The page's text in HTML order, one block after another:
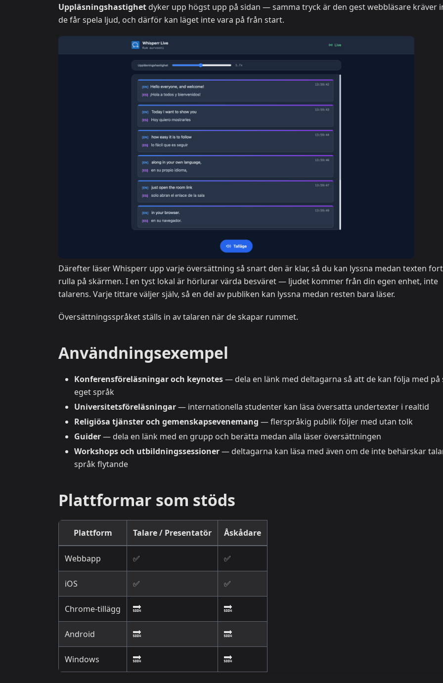
Uppläsningshastighet dyker upp högst upp på sidan — samma tryck är den gest webbläsare kräver
de får spela ljud, och därför kan läget inte vara på från start.
Därefter läser Whisperr upp varje översättning så snart den är klar, så du kan lyssna medan texten
rulla på skärmen. I en tyst lokal är hörlurar värda besväret — ljudet kommer från din egen enhet, inte
talarens. Varje tittare väljer själv, så en del av publiken kan lyssna medan resten bara läser.
Översättningsspråket ställs in av talaren när de skapar rummet.
Användningsexempel
Konferensföreläsningar och keynotes— dela en länk med deltagarna så att de kan följa med på
eget språk
Universitetsföreläsningar— internationella studenter kan läsa översatta undertexter i realtid
Religiösa tjänster och gemenskapsevenemang — flerspråkig publik följer med utan tolk
Guider— dela en länk med en grupp och berätta medan alla läser översättningen
Workshops och utbildningssessioner— deltagarna kan läsa med även om de inte behärskar
språk flytande
Plattformar som stöds
Plattform Talare / Presentatör Åskådare
Webbapp ✅ ✅
iOS ✅ ✅
Chrome-tillägg 🔜 🔜
Android 🔜 🔜
Windows 🔜 🔜